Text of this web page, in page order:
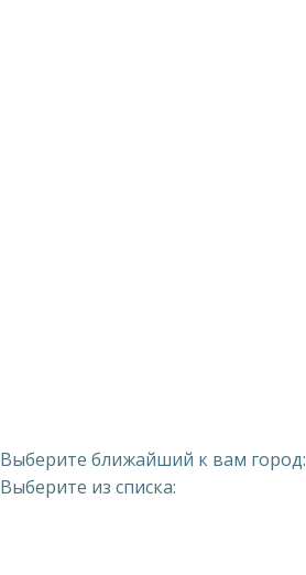
Выберите ближайший к вам город:
Выберите из списка: